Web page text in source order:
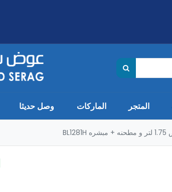
المتجر الماركات وصل حديثا